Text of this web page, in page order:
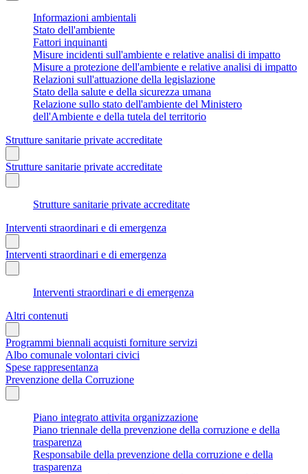
Informazioni ambientali
Stato dell'ambiente
Fattori inquinanti
Misure incidenti sull'ambiente e relative analisi di impatto
Misure a protezione dell'ambiente e relative analisi di impatto
Relazioni sull'attuazione della legislazione
Stato della salute e della sicurezza umana
Relazione sullo stato dell'ambiente del Ministero
dell'Ambiente e della tutela del territorio
Strutture sanitarie private accreditate
Strutture sanitarie private accreditate
Strutture sanitarie private accreditate
Interventi straordinari e di emergenza
Interventi straordinari e di emergenza
Interventi straordinari e di emergenza
Altri contenuti
Programmi biennali acquisti forniture servizi
Albo comunale volontari civici
Spese rappresentanza
Prevenzione della Corruzione
Piano integrato attivita organizzazione
Piano triennale della prevenzione della corruzione e della
trasparenza
Responsabile della prevenzione della corruzione e della
trasparenza